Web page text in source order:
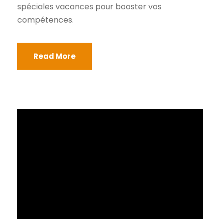
spéciales vacances pour booster vos
compétences.
Read More